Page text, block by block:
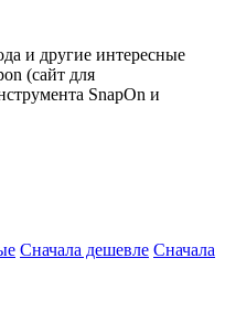
и другие интересные
(сайт для
SnapOn и
Сначала дешевле Сначала